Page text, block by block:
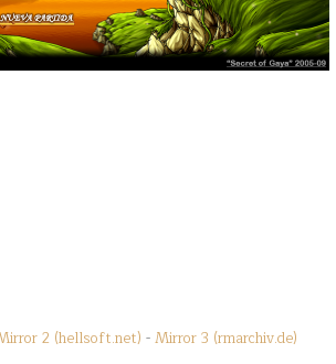
2 (hellsoft.net) -Mirror 3 (rmarchiv.de)